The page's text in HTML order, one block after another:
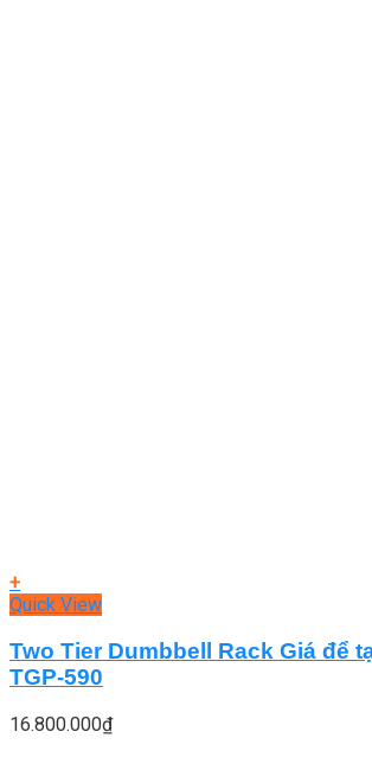
+
Quick View
Two Tier Dumbbell Rack Giá để
TGP-590
16.800.000₫